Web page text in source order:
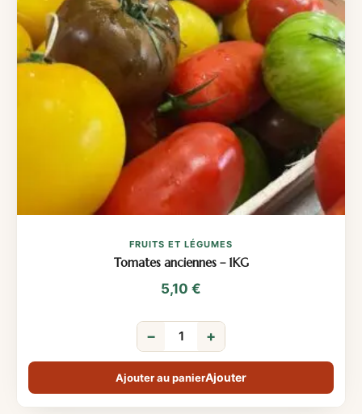
FRUITS ET LÉGUMES
Tomates anciennes – 1KG
5,10 €
− +
Ajouter au panier